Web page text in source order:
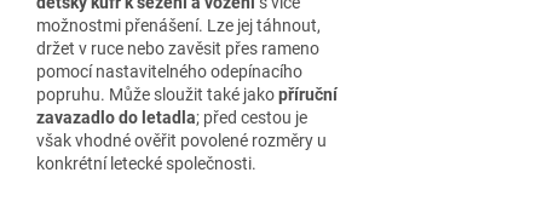
možnostmi přenášení. Lze jej táhnout,
držet v ruce nebo zavěsit přes rameno
pomocí nastavitelného odepínacího
popruhu. Může sloužit také jakopříruční
zavazadlo do letadla; před cestou je
však vhodné ověřit povolené rozměry u
konkrétní letecké společnosti.